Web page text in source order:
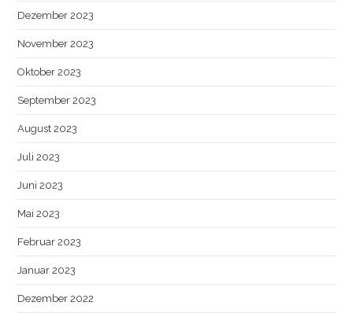
Dezember 2023
November 2023
Oktober 2023
September 2023
August 2023
Juli 2023
Juni 2023
Mai 2023
Februar 2023
Januar 2023
Dezember 2022